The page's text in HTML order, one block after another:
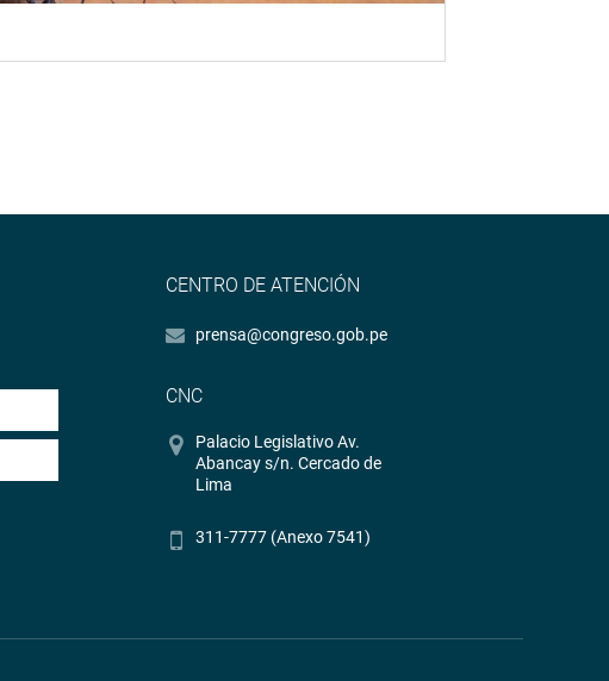
CENTRO DE ATENCIÓN
prensa@congreso.gob.pe
CNC
Palacio Legislativo Av.
Abancay s/n. Cercado de
Lima
311-7777 (Anexo 7541)